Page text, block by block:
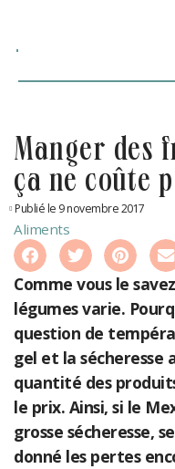
manger des fruits et légumes,
ça ne coûte
Publié le 9 novembre 2017
Aliments
Comme vous le
légumes varie.
question de
gel et la
quantité des
le prix. Ainsi, si le
grosse sécheresse,
donné les pertes